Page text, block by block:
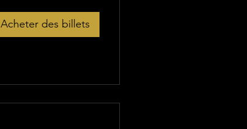
Acheter des billets